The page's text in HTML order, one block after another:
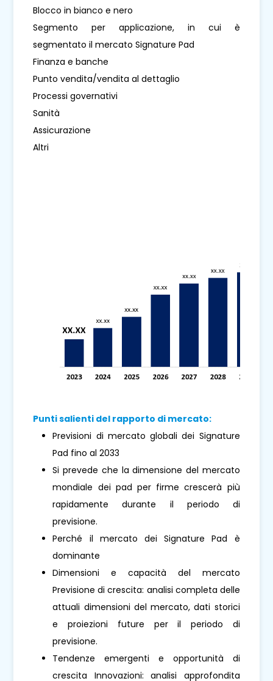
Blocco in bianco e nero
Segmento per applicazione, in cui è
segmentato il mercato Signature Pad
Finanza e banche
Punto vendita/vendita al dettaglio
Processi governativi
Sanità
Assicurazione
Altri
Punti salienti del rapporto di mercato:
Previsioni di mercato globali dei Signature
Pad fino al 2033
Si prevede che la dimensione del mercato
mondiale dei pad per firme crescerà più
rapidamente durante il periodo di
previsione.
Perché il mercato dei Signature Pad è
dominante
Dimensioni e capacità del mercato
Previsione di crescita: analisi completa delle
attuali dimensioni del mercato, dati storici
e proiezioni future per il periodo di
previsione.
Tendenze emergenti e opportunità di
crescita Innovazioni: analisi approfondita